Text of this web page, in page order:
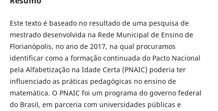
Este texto é baseado no resultado de uma pesquisa de
mestrado desenvolvida na Rede Municipal de Ensino de
Florianópolis, no ano de 2017, na qual procuramos
identificar como a formação continuada do Pacto Nacional
pela Alfabetização na Idade Certa (PNAIC) poderia ter
influenciado as práticas pedagógicas no ensino de
matemática. O PNAIC foi um programa do governo federal
do Brasil, em parceria com universidades públicas e